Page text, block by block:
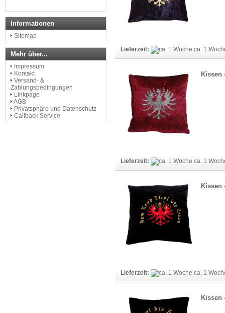
Lieferzeit: ca. 1
Kissen
Lieferzeit: ca. 1
Kissen
Lieferzeit: ca. 1
Kissen
treue.com
Informationen
Sitemap
Mehr über...
Impressum
Kontakt
Versand- &
Zahlungsbedingungen
Linkpage
AGB
Privatsphäre und Datenschutz
Callback Service